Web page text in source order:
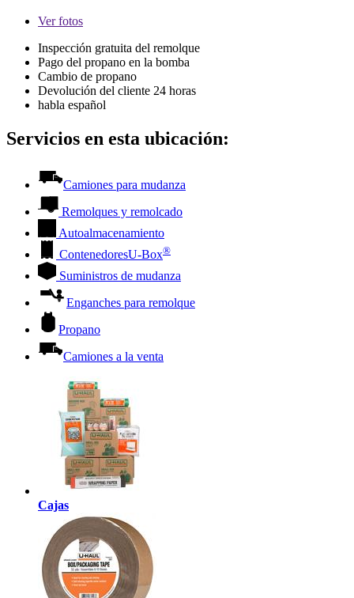
Verfotos
Inspección gratuita del remolque
Pago del propano en la bomba
Cambio de propano
Devolución del cliente 24 horas
habla español
Servicios en esta ubicación:
Camiones para mudanza
Remolques y remolcado
Autoalmacenamiento
ContenedoresU-Box®
Suministros de mudanza
Enganches para remolque
Propano
Camiones a la venta
Cajas